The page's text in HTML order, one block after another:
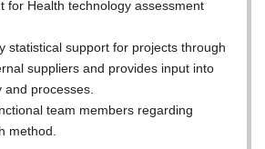
for Health technology assessment
statistical support for projects through
suppliers and provides input into
processes.
team members regarding
method.